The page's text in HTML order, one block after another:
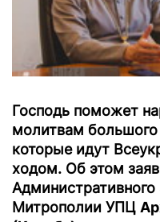
Господь поможет
молитвам
которые идут
ходом. Об этом
Административного
Митрополии УПЦ